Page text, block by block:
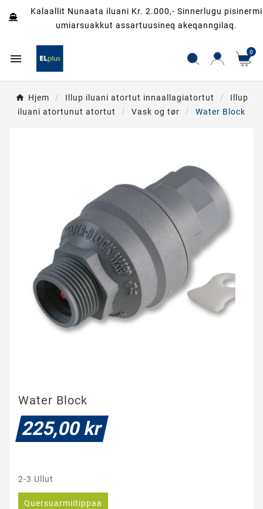
Kalaallit Nunaata iluani Kr. 2.000,- Sinnerlugu pisinermi
umiarsuakkut assartuusineq akeqanngilaq.
 0
Hjem Illup iluani atortut innaallagiatortut
Illup
iluani atortunut atortut
Vask og tør Water Block
Water Block
225,00 kr
2-3 Ullut
Quersuarmiitippaa